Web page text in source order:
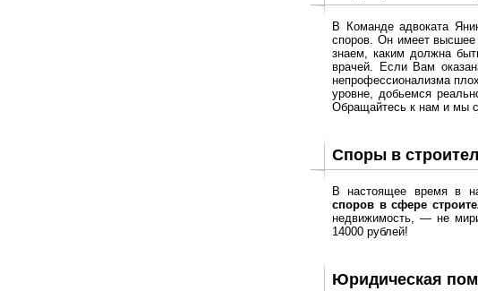
В Команде адвоката
споров. Он имеет высшее
знаем, каким должна
врачей. Если Вам
непрофессионализма
уровне, добьемся
Обращайтесь к нам и мы
Споры в
В настоящее время в
споров в сфере
недвижимость, — не
14000 рублей!
Юридическая